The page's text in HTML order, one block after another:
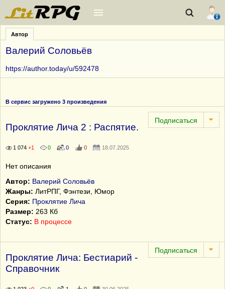
Автор
Валерий Соловьёв
https://author.today/u/592478
В сервис загружено 3 произведения
Проклятие Лича 2 : Распятие.
1 074 +1 0 0 0 18.07.2025
Нет описания
Автор: Валерий Соловьёв
Жанры: ЛитРПГ, Фэнтези, Юмор
Серия: Проклятие Лича
Размер: 263 Кб
Статус: В процессе
Проклятие Лича: Бестиарий -
Справочник